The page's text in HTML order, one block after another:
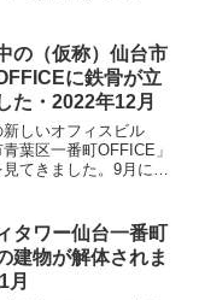
仙台一番町レジデン
屋仙...
の（仮称）仙台市
に鉄骨が立
た・2022年12月
しいオフィスビル
葉区一番町OFFICE」
てきました。9月に見
ィタワー仙台一番町
に...
タワー仙台一番町
建物が解体されま
月